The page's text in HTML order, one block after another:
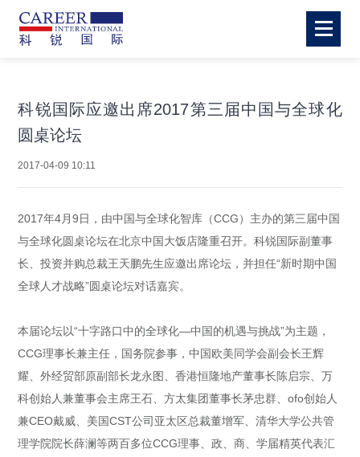
科锐国际应邀出席2017第三届中国与全球化
圆桌论坛
2017-04-09 10:11
2017年4月9日，由中国与全球化智库（CCG）主办的第三届中国
与全球化圆桌论坛在北京中国大饭店隆重召开。科锐国际副董事
长、投资并购总裁王天鹏先生应邀出席论坛，并担任“新时期中国
全球人才战略”圆桌论坛对话嘉宾。
本届论坛以“十字路口中的全球化—中国的机遇与挑战”为主题，
CCG理事长兼主任，国务院参事，中国欧美同学会副会长王辉
耀、外经贸部原副部长龙永图、香港恒隆地产董事长陈启宗、万
科创始人兼董事会主席王石、方太集团董事长茅忠群、ofo创始人
兼CEO戴威、美国CST公司亚太区总裁董增军、清华大学公共管
理学院院长薛澜等两百多位CCG理事、政、商、学届精英代表汇